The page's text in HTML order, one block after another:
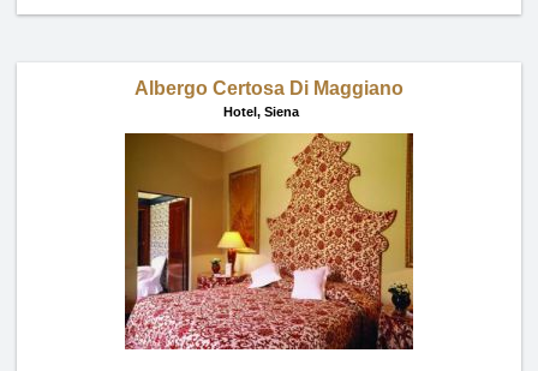
Albergo Certosa Di Maggiano
Hotel, Siena